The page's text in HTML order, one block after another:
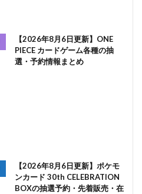
【2026年8月6日更新】ONE
PIECE カードゲーム各種の抽
選・予約情報まとめ
【2026年8月6日更新】ポケモ
ンカード 30th CELEBRATION
BOXの抽選予約・先着販売・在